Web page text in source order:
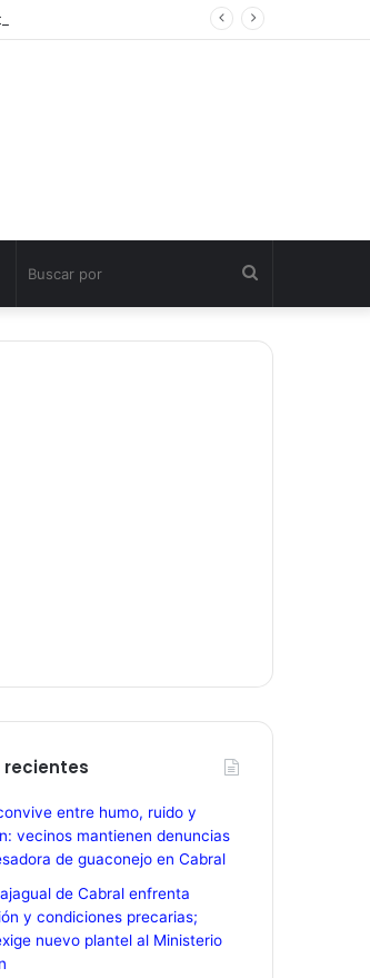
turística sostenible
por
recientes
entre humo, ruido y
vecinos mantienen denuncias
de guaconejo en Cabral
de Cabral enfrenta
y condiciones precarias;
nuevo plantel al Ministerio